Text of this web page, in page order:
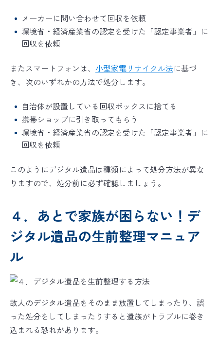
メーカーに問い合わせて回収を依頼
環境省・経済産業省の認定を受けた「認定事業者」に
回収を依頼
またスマートフォンは、 小型家電リサイクル法に基づ
き、次のいずれかの方法で処分します。
自治体が設置している回収ボックスに捨てる
携帯ショップに引き取ってもらう
環境省・経済産業省の認定を受けた「認定事業者」に
回収を依頼
このようにデジタル遺品は種類によって処分方法が異な
りますので、処分前に必ず確認しましょう。
４．あとで家族が困らない！デ
ジタル遺品の生前整理マニュア
ル
故人のデジタル遺品をそのまま放置してしまったり、誤
った処分をしてしまったりすると遺族がトラブルに巻き
込まれる恐れがあります。